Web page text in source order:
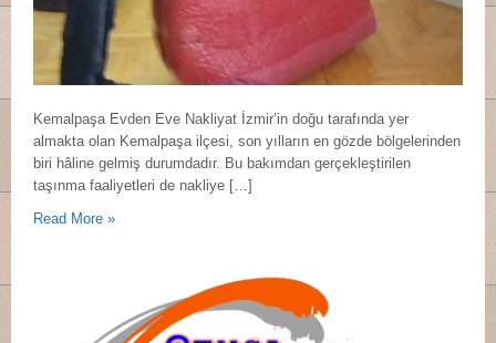
Kemalpaşa Evden Eve Nakliyat İzmir’in doğu tarafında yer
almakta olan Kemalpaşa ilçesi, son yılların en gözde bölgelerinden
biri hâline gelmiş durumdadır. Bu bakımdan gerçekleştirilen
taşınma faaliyetleri de nakliye […]
Read More »